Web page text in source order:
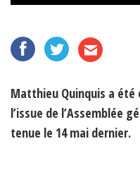
Matthieu Quinquis a été
l’issue de l’Assemblée
tenue le 14 mai dernier.